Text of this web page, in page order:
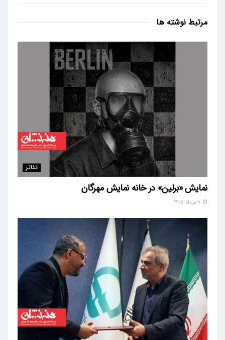
مرتبط نوشته ها
تئاتر
نمایش «برلین» در خانه نمایش مهرگان